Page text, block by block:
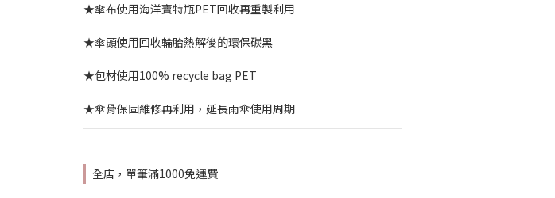
★傘布使用海洋寶特瓶PET回收再重製利用
★傘頭使用回收輪胎熱解後的環保碳黑
★包材使用100% recycle bag PET
★傘骨保固維修再利用，延長雨傘使用周期
全店，單筆滿1000免運費